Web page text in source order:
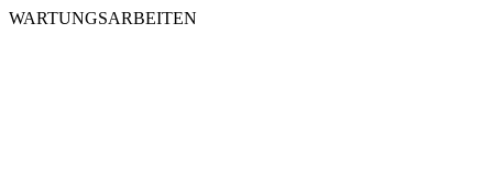
WARTUNGSARBEITEN